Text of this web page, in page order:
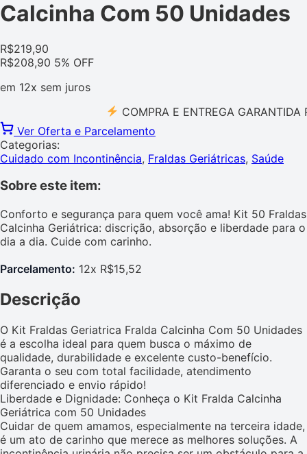
Calcinha Com 50 Unidades
R$219,90
R$208,90 5% OFF
em 12x sem juros
COMPRA E ENTREGA GARANTIDA PELO
Ver Oferta e Parcelamento
Categorias:
Cuidado com Incontinência, Fraldas Geriátricas, Saúde
Sobre este item:
Conforto e segurança para quem você ama! Kit 50 Fraldas
Calcinha Geriátrica: discrição, absorção e liberdade para o
dia a dia. Cuide com carinho.
Parcelamento: 12x R$15,52
Descrição
O Kit Fraldas Geriatrica Fralda Calcinha Com 50 Unidades
é a escolha ideal para quem busca o máximo de
qualidade, durabilidade e excelente custo-benefício.
Garanta o seu com total facilidade, atendimento
diferenciado e envio rápido!
Liberdade e Dignidade: Conheça o Kit Fralda Calcinha
Geriátrica com 50 Unidades
Cuidar de quem amamos, especialmente na terceira idade,
é um ato de carinho que merece as melhores soluções. A